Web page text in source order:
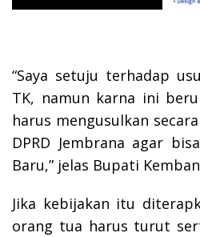
“Saya setuju terhadap
TK, namun karna ini
harus mengusulkan
DPRD Jembrana agar
Baru,” jelas Bupati
Jika kebijakan itu
orang tua harus turut